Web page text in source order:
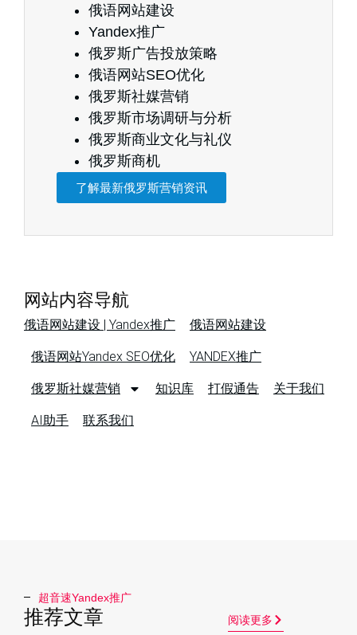
俄语网站建设
Yandex推广
俄罗斯广告投放策略
俄语网站SEO优化
俄罗斯社媒营销
俄罗斯市场调研与分析
俄罗斯商业文化与礼仪
俄罗斯商机
了解最新俄罗斯营销资讯
网站内容导航
俄语网站建设 | Yandex推广 俄语网站建设
俄语网站Yandex SEO优化 YANDEX推广
俄罗斯社媒营销 知识库 打假通告 关于我们
AI助手 联系我们
超音速Yandex推广​
推荐文章 阅读更多